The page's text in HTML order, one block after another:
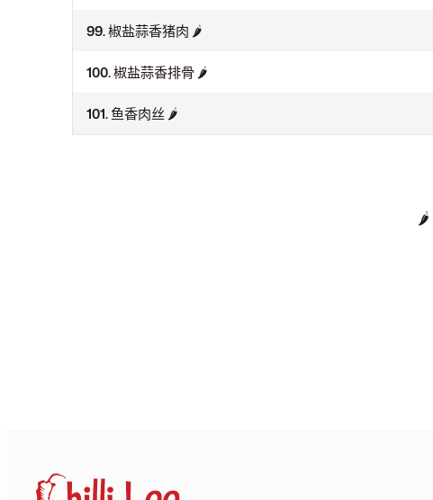
99.椒盐蒜香猪肉 🌶
100.椒盐蒜香排骨 🌶
101.鱼香肉丝 🌶
🌶